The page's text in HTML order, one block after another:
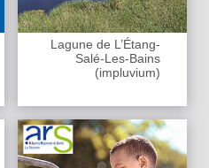
Lagune de L’Étang-
Salé-Les-Bains
(impluvium)